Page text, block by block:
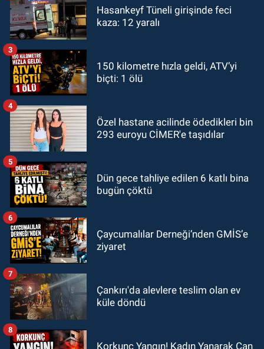
Hasankeyf Tüneli girişinde feci
kaza: 12 yaralı
150 kilometre hızla geldi, ATV’yi
biçti: 1 ölü
3
Özel hastane acilinde ödedikleri bin
293 euroyu CİMER'e taşıdılar
4
Dün gece tahliye edilen 6 katlı bina
bugün çöktü
5
Çaycumalılar Derneği’nden GMİS’e
ziyaret
6
Çankırı'da alevlere teslim olan ev
küle döndü
7
Korkunç Yangın! Kadın Yanarak Can
8